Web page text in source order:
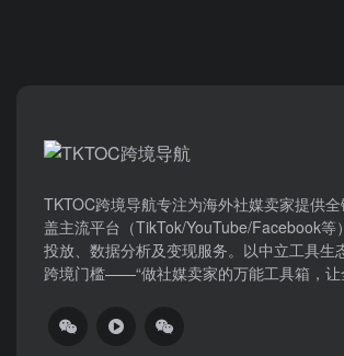
TKTOC跨境导航​专注为海外社媒卖家提供
盖主流平台（TikTok/YouTube/Facebook等
投放、数据分析及变现服务。以中立工具生
跨境门槛——“做社媒卖家的万能工具箱，让